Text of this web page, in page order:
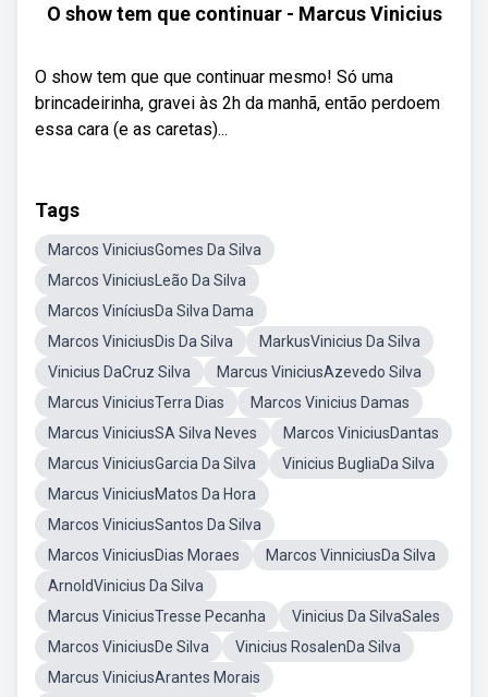
O show tem que continuar - Marcus Vinicius
O show tem que que continuar mesmo! Só uma
brincadeirinha, gravei às 2h da manhã, então perdoem
essa cara (e as caretas)...
Tags
Marcos ViniciusGomes Da Silva
Marcos ViniciusLeão Da Silva
Marcos ViníciusDa Silva Dama
Marcos ViniciusDis Da Silva
MarkusVinicius Da Silva
Vinicius DaCruz Silva
Marcus ViniciusAzevedo Silva
Marcus ViniciusTerra Dias
Marcos Vinicius Damas
Marcus ViniciusSA Silva Neves
Marcos ViniciusDantas
Marcus ViniciusGarcia Da Silva
Vinicius BugliaDa Silva
Marcus ViniciusMatos Da Hora
Marcos ViniciusSantos Da Silva
Marcos ViniciusDias Moraes
Marcos VinniciusDa Silva
ArnoldVinicius Da Silva
Marcus ViniciusTresse Pecanha
Vinicius Da SilvaSales
Marcos ViniciusDe Silva
Vinicius RosalenDa Silva
Marcus ViniciusArantes Morais